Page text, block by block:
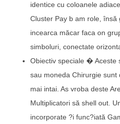
identice cu coloanele
Cluster Pay b am role,
incearca măcar faca on
simboluri, conectate
Obiectiv speciale � Aceste
sau moneda Chirurgie
mai intai. As vroba deste
Multiplicatori să shell out.
incorporate ?i func?iată